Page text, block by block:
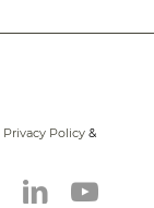
Privacy Policy&